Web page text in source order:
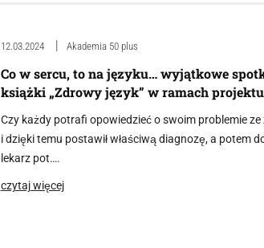
12.03.2024 Akademia 50 plus
Co w sercu, to na języku… wyjątkowe
książki „Zdrowy język” w ramach
Czy każdy potrafi opowiedzieć o swoim problemie
i dzięki temu postawił właściwą diagnozę, a potem
lekarz pot….
czytaj więcej